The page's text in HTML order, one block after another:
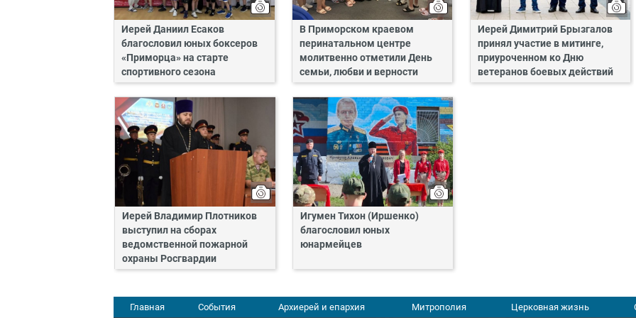
Иерей Даниил Есаков
благословил юных боксеров
«Приморца» на старте
спортивного сезона
В Приморском краевом
перинатальном центре
молитвенно отметили День
семьи, любви и верности
Иерей Димитрий Брызгалов
принял участие в митинге,
приуроченном ко Дню
ветеранов боевых действий
Иерей Владимир Плотников
выступил на сборах
ведомственной пожарной
охраны Росгвардии
Игумен Тихон (Иршенко)
благословил юных
юнармейцев
Главная События Архиерей и епархия Митрополия Церковная жизнь